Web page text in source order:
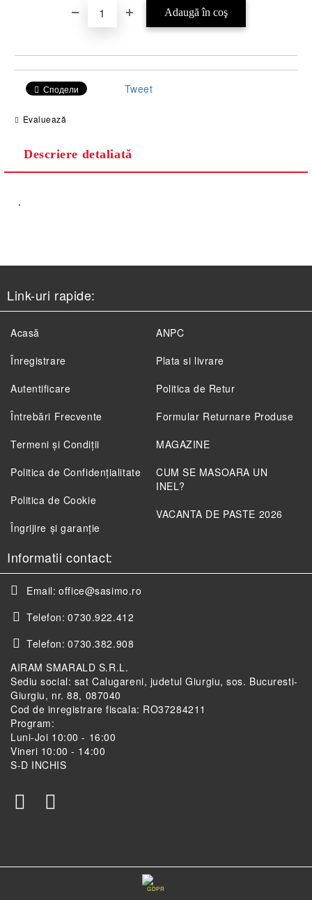
Сподели Tweet
Evaluează
Descriere detaliată
.
Link-uri rapide:
Acasă
Înregistrare
Autentificare
Întrebări Frecvente
ANPC
Plata si livrare
Politica de Retur
Formular Returnare Produse
Termeni și Condiții
Politica de Confidenţialitate
Politica de Cookie
Îngrijire și garanție
MAGAZINE
CUM SE MASOARA UN
INEL?
VACANTA DE PASTE 2026
Informatii contact:
Email: office@sasimo.ro
Telefon: 0730.922.412
Telefon: 0730.382.908
AIRAM SMARALD S.R.L.
Sediu social: sat Calugareni, judetul Giurgiu, sos. Bucuresti-
Giurgiu, nr. 88, 087040
Cod de inregistrare fiscala: RO37284211
Program:
Luni-Joi 10:00 - 16:00
Vineri 10:00 - 14:00
S-D INCHIS
GDPR